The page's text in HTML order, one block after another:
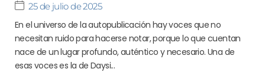
25 de julio de 2025
En el universo de la autopublicación hay voces que no
necesitan ruido para hacerse notar, porque lo que cuentan
nace de un lugar profundo, auténtico y necesario. Una de
esas voces es la de Daysi...